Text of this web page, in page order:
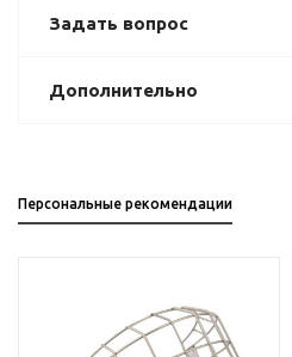
Задать вопрос
Дополнительно
Персональные рекомендации